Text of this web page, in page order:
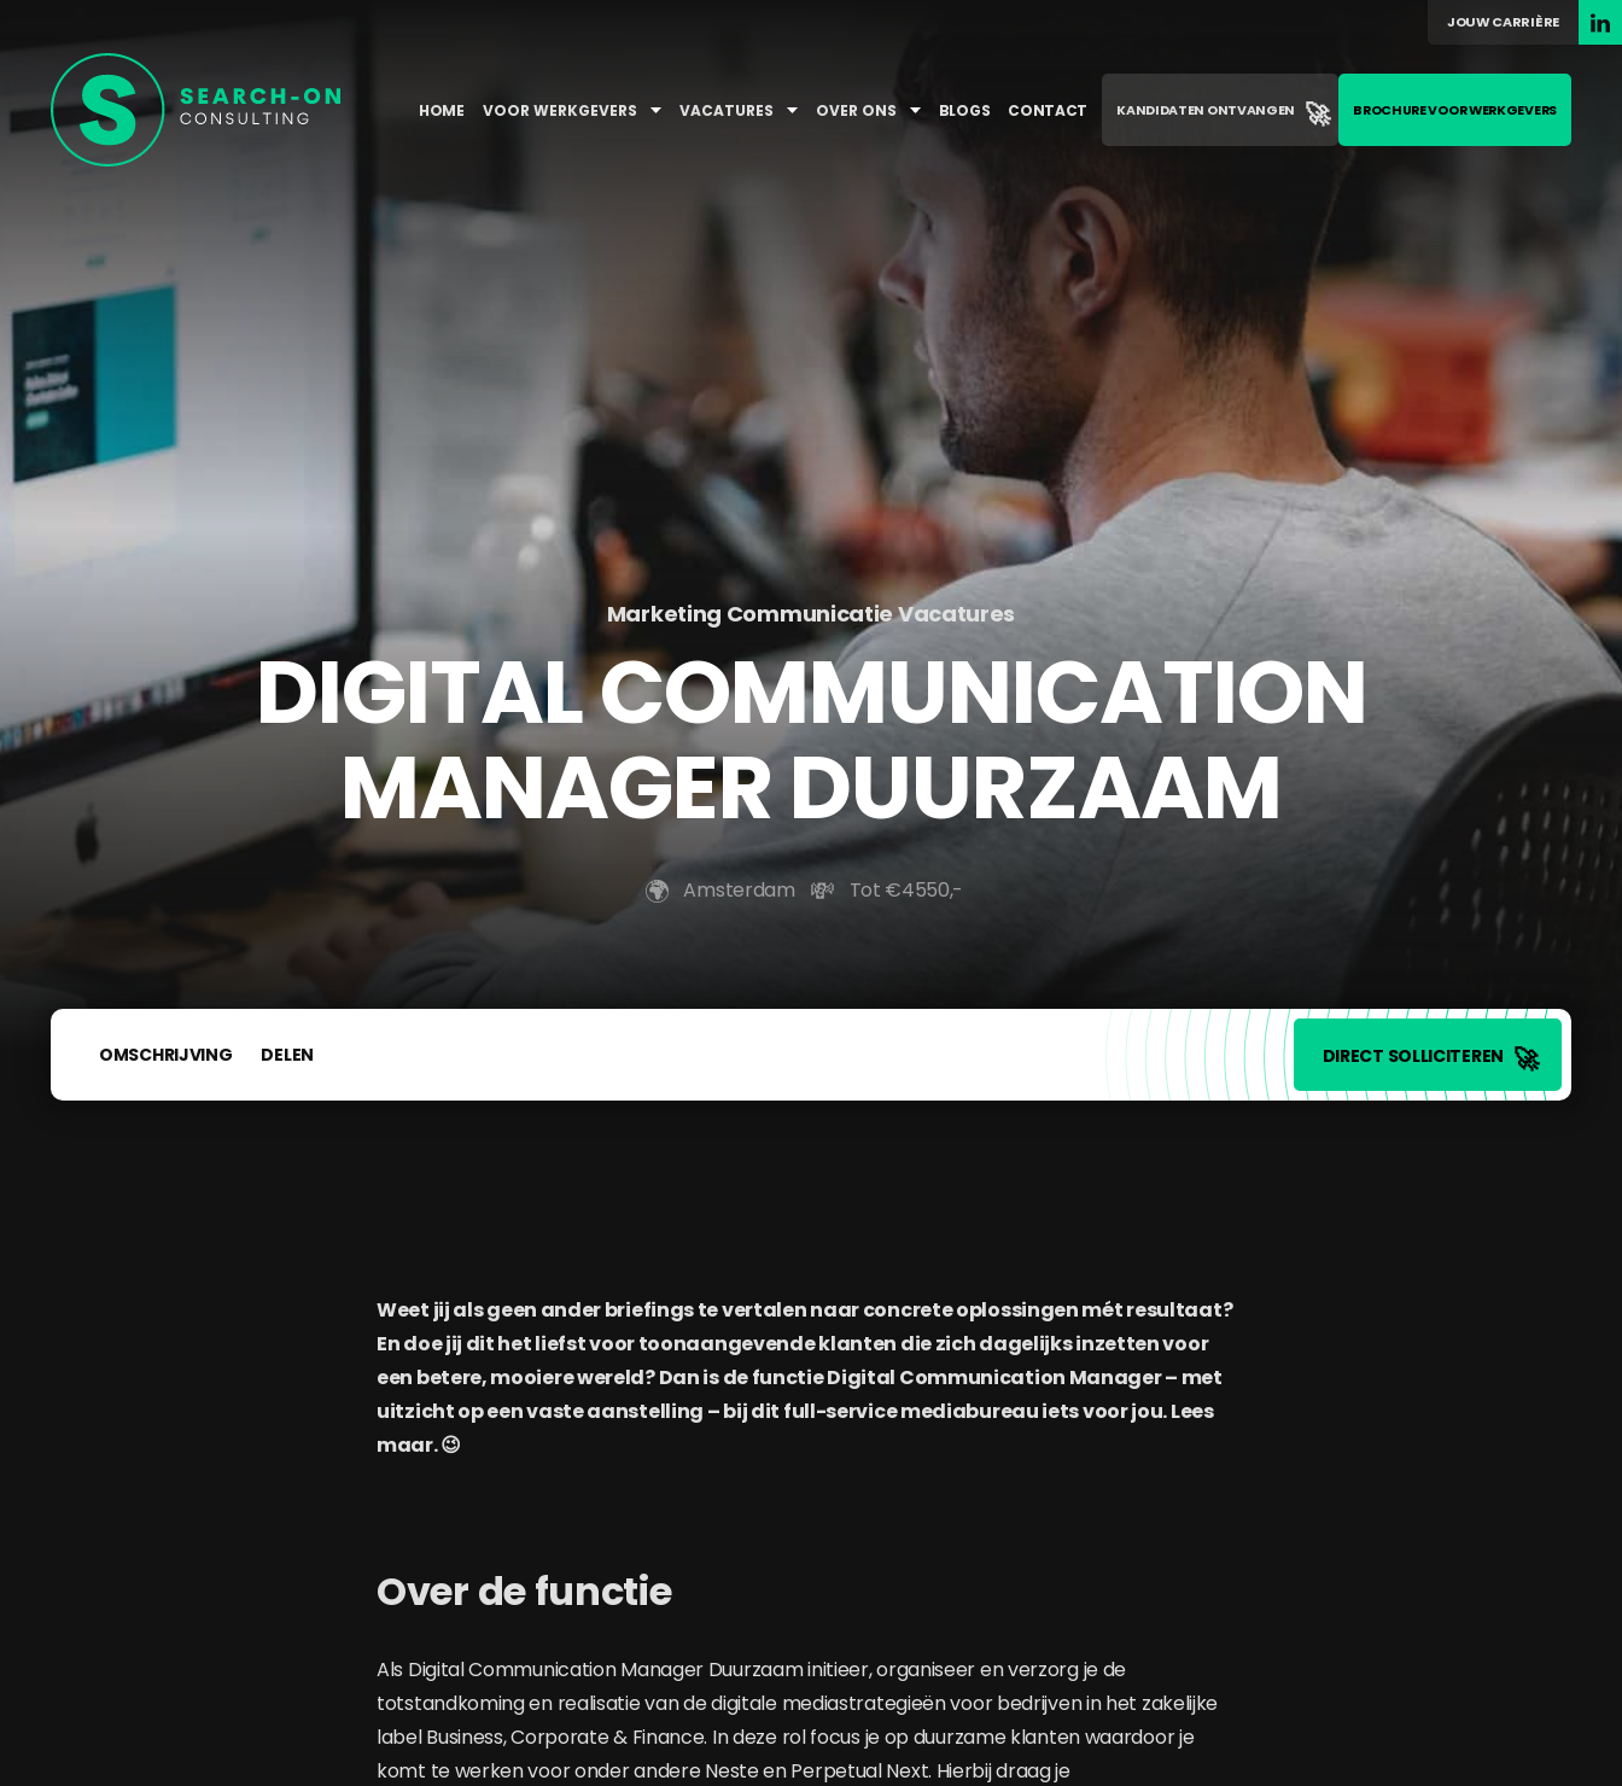
HOME VOOR WERKGEVERS VACATURES OVER ONS BLOGS CONTACT
JOUW CARRIÈRE
KANDIDATEN ONTVANGEN 🚀 BROCHURE VOOR WERKGEVERS
Marketing Communicatie Vacatures
DIGITAL COMMUNICATION
MANAGER DUURZAAM
🌍️ Amsterdam 💸 Tot €4550,-
OMSCHRIJVING DELEN DIRECT SOLLICITEREN 🚀
Weet jij als geen ander briefings te vertalen naar concrete oplossingen mét resultaat?
En doe jij dit het liefst voor toonaangevende klanten die zich dagelijks inzetten voor
een betere, mooiere wereld? Dan is de functie Digital Communication Manager – met
uitzicht op een vaste aanstelling – bij dit full-service mediabureau iets voor jou. Lees
maar. 😉
Over de functie
Als Digital Communication Manager Duurzaam initieer, organiseer en verzorg je de
totstandkoming en realisatie van de digitale mediastrategieën voor bedrijven in het zakelijke
label Business, Corporate & Finance. In deze rol focus je op duurzame klanten waardoor je
komt te werken voor onder andere Neste en Perpetual Next. Hierbij draag je